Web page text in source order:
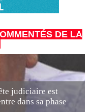
DE LA
judiciaire est
dans sa phase